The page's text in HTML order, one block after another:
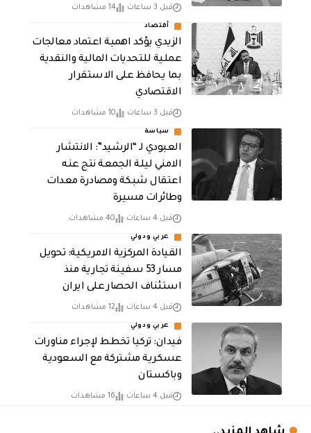
قبل 3 ساعات 14 مشاهدات
أقتصاد
الزيدي يؤكد اهمية اعتماد معالجات
عملية للتحديات المالية والنقدية
بما يحافظ على الاستقرار
الاقتصادي
قبل 3 ساعات 10 مشاهدات
سياسة
العبودي لـ “الرشيد”: الانتشار
الامني ليلة الجمعة نتج عنه
اعتقال شبكة ومصادرة معدات
وطائرات مسيرة
قبل 4 ساعات 40 مشاهدات
عربي ودولي
القيادة المركزية الامريكية: تحويل
مسار 53 سفينة تجارية منذ
استئناف الحصار على ايران
قبل 4 ساعات 12 مشاهدات
عربي ودولي
فيدان: تركيا تخطط لإجراء مناورات
عسكرية مشتركة مع السعودية
وباكستان
قبل 4 ساعات 16 مشاهدات